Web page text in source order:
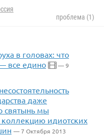
проблема (1)
в головах: что
все едино
— 9
даже
святынь мы
идиотских
— 7 Октября 2013